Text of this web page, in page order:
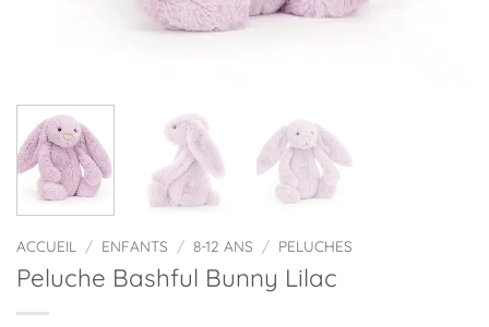
ACCUEIL / ENFANTS / 8-12 ANS / PELUCHES
Peluche Bashful Bunny Lilac